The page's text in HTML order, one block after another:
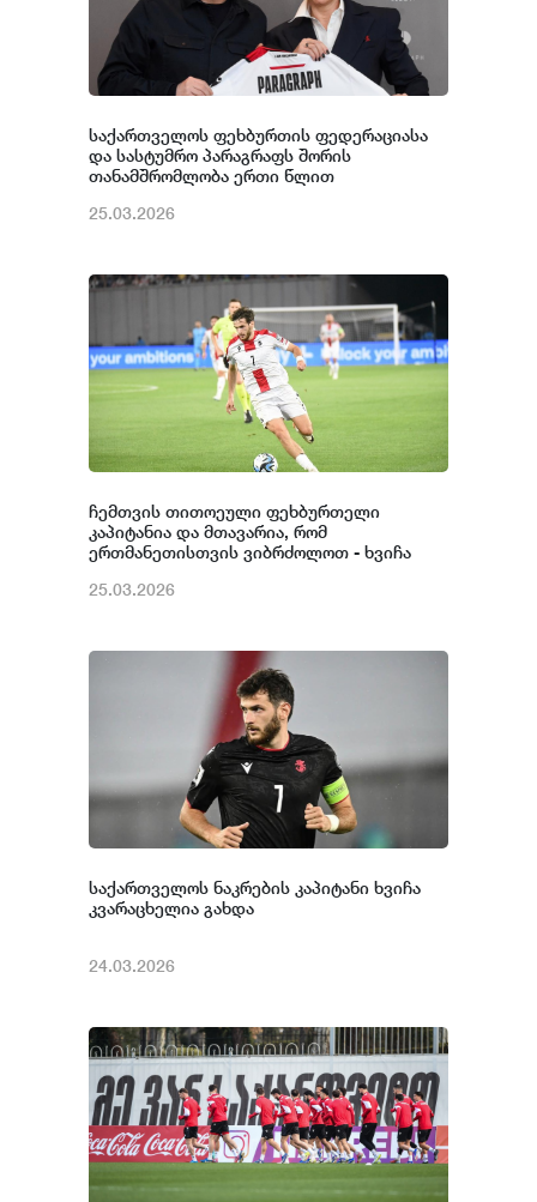
საქართველოს ფეხბურთის ფედერაციასა
და სასტუმრო პარაგრაფს შორის
თანამშრომლობა ერთი წლით
25.03.2026
ჩემთვის თითოეული ფეხბურთელი
კაპიტანია და მთავარია, რომ
ერთმანეთისთვის ვიბრძოლოთ - ხვიჩა
25.03.2026
საქართველოს ნაკრების კაპიტანი ხვიჩა
კვარაცხელია გახდა
24.03.2026